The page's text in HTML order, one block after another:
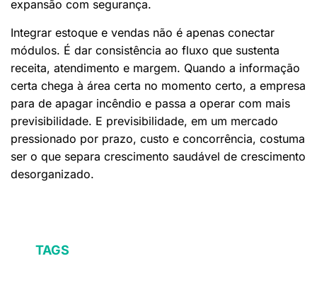
expansão com segurança.
Integrar estoque e vendas não é apenas conectar
módulos. É dar consistência ao fluxo que sustenta
receita, atendimento e margem. Quando a informação
certa chega à área certa no momento certo, a empresa
para de apagar incêndio e passa a operar com mais
previsibilidade. E previsibilidade, em um mercado
pressionado por prazo, custo e concorrência, costuma
ser o que separa crescimento saudável de crescimento
desorganizado.
TAGS